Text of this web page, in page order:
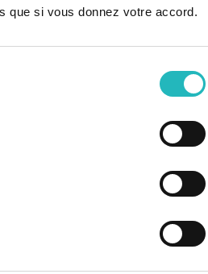
que si vous donnez votre accord.